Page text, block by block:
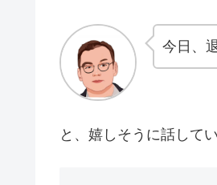
今日、
と、嬉しそうに話して